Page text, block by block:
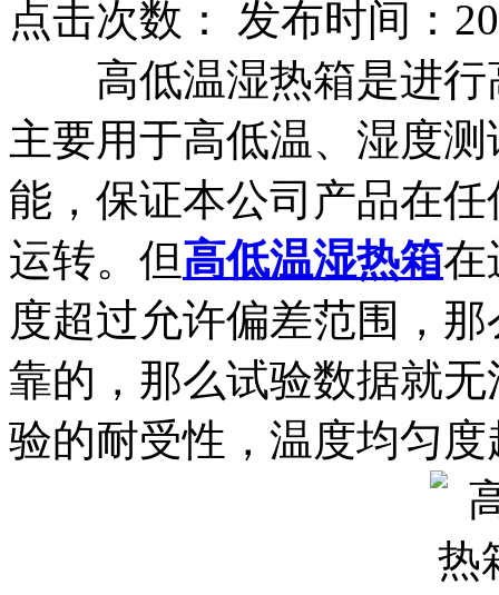
点击次数：
发布时间：
高低温湿热箱是进行
主要用于高低温、湿度
能，保证本公司产品在
运转。但高低温湿热箱在
度超过允许偏差范围，
靠的，那么试验数据就
验的耐受性，温度均匀